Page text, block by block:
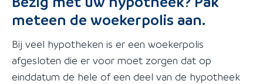
meteen de woekerpolis aan.
Bij veel hypotheken is er een woekerpolis
afgesloten die er voor moet zorgen dat op
einddatum de hele of een deel van de hypotheek